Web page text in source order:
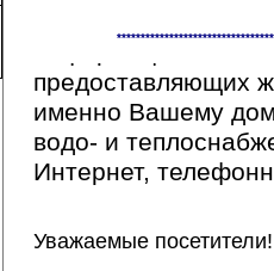
предоставляющих
именно Вашему
водо- и
Интернет,
Уважаемые посетители!